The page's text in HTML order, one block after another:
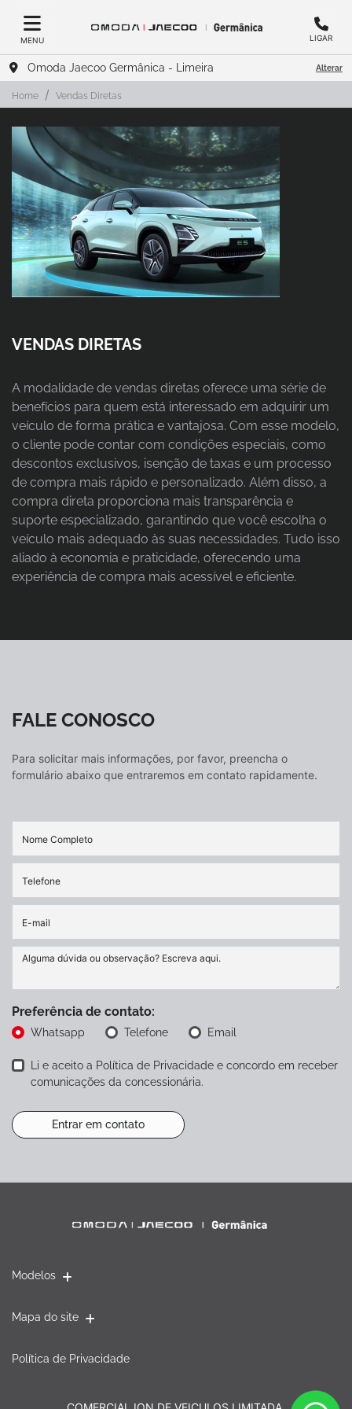
MENU LIGAR
Omoda Jaecoo Germânica - Limeira Alterar
Home Vendas Diretas
VENDAS DIRETAS
A modalidade de vendas diretas oferece uma série de
benefícios para quem está interessado em adquirir um
veículo de forma prática e vantajosa. Com esse modelo,
o cliente pode contar com condições especiais, como
descontos exclusivos, isenção de taxas e um processo
de compra mais rápido e personalizado. Além disso, a
compra direta proporciona mais transparência e
suporte especializado, garantindo que você escolha o
veículo mais adequado às suas necessidades. Tudo isso
aliado à economia e praticidade, oferecendo uma
experiência de compra mais acessível e eficiente.
FALE CONOSCO
Para solicitar mais informações, por favor, preencha o
formulário abaixo que entraremos em contato rapidamente.
Preferência de contato:
Whatsapp Telefone Email
Li e aceito a Política de Privacidade e concordo em receber
comunicações da concessionária.
Entrar em contato
Modelos
Mapa do site
Política de Privacidade